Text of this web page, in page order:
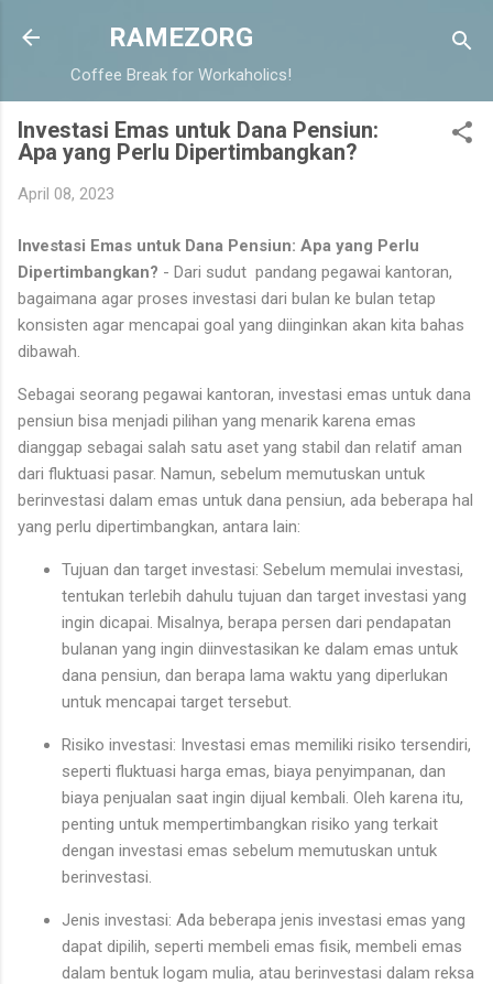
Langsung ke konten utama
RAMEZORG
Coffee Break for Workaholics!
Investasi Emas untuk Dana Pensiun:
Apa yang Perlu Dipertimbangkan?
April 08, 2023
Investasi Emas untuk Dana Pensiun: Apa yang Perlu
Dipertimbangkan? - Dari sudut pandang pegawai kantoran,
bagaimana agar proses investasi dari bulan ke bulan tetap
konsisten agar mencapai goal yang diinginkan akan kita bahas
dibawah.
Sebagai seorang pegawai kantoran, investasi emas untuk dana
pensiun bisa menjadi pilihan yang menarik karena emas
dianggap sebagai salah satu aset yang stabil dan relatif aman
dari fluktuasi pasar. Namun, sebelum memutuskan untuk
berinvestasi dalam emas untuk dana pensiun, ada beberapa hal
yang perlu dipertimbangkan, antara lain:
Tujuan dan target investasi: Sebelum memulai investasi,
tentukan terlebih dahulu tujuan dan target investasi yang
ingin dicapai. Misalnya, berapa persen dari pendapatan
bulanan yang ingin diinvestasikan ke dalam emas untuk
dana pensiun, dan berapa lama waktu yang diperlukan
untuk mencapai target tersebut.
Risiko investasi: Investasi emas memiliki risiko tersendiri,
seperti fluktuasi harga emas, biaya penyimpanan, dan
biaya penjualan saat ingin dijual kembali. Oleh karena itu,
penting untuk mempertimbangkan risiko yang terkait
dengan investasi emas sebelum memutuskan untuk
berinvestasi.
Jenis investasi: Ada beberapa jenis investasi emas yang
dapat dipilih, seperti membeli emas fisik, membeli emas
dalam bentuk logam mulia, atau berinvestasi dalam reksa